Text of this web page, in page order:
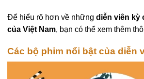
Để hiểu rõ hơn về những diễn viên kỳ
của Việt Nam, bạn có thể xem thêm
Các bộ phim nổi bật của diễn